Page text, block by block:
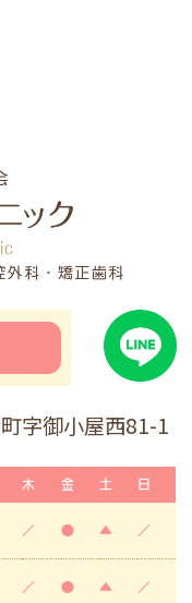
字御小屋西81-1
木 金 土 日
／ ● ▲ ／
／ ● ▲ ／